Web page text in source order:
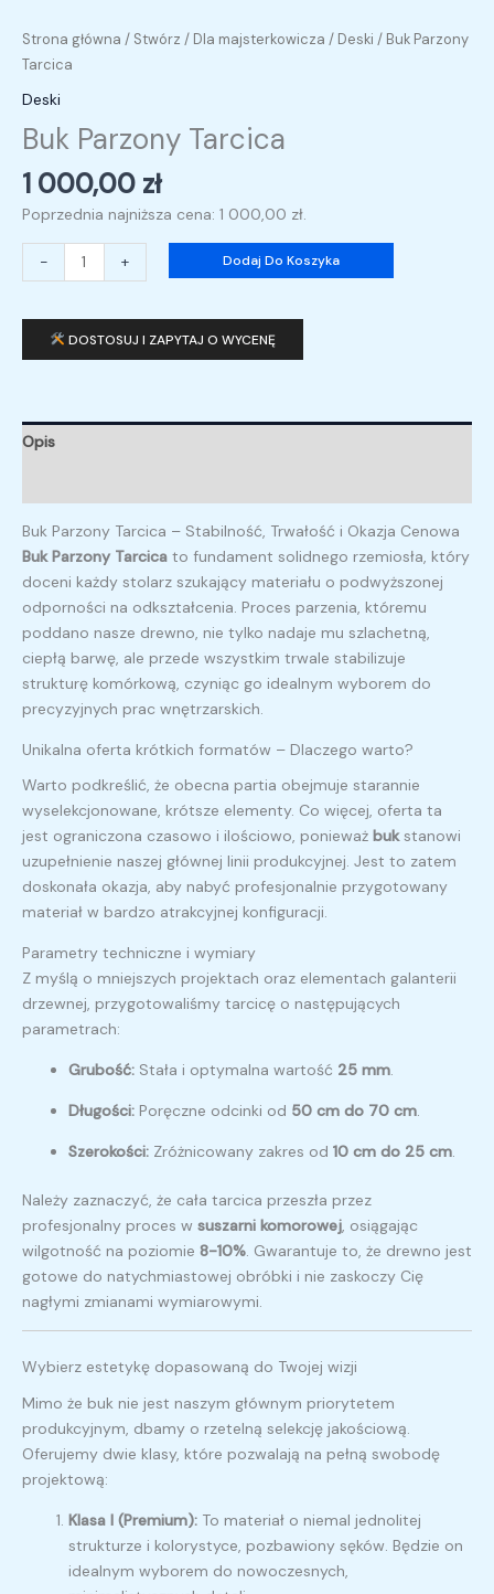
Strona główna / Stwórz / Dla majsterkowicza / Deski / Buk Parzony
Tarcica
Deski
Buk Parzony Tarcica
1 000,00 zł
Poprzednia najniższa cena: 1 000,00 zł.
- + Dodaj Do Koszyka
DOSTOSUJ I ZAPYTAJ O WYCENĘ
Opis
Buk Parzony Tarcica – Stabilność, Trwałość i Okazja Cenowa
Buk Parzony Tarcica to fundament solidnego rzemiosła, który
doceni każdy stolarz szukający materiału o podwyższonej
odporności na odkształcenia. Proces parzenia, któremu
poddano nasze drewno, nie tylko nadaje mu szlachetną,
ciepłą barwę, ale przede wszystkim trwale stabilizuje
strukturę komórkową, czyniąc go idealnym wyborem do
precyzyjnych prac wnętrzarskich.
Unikalna oferta krótkich formatów – Dlaczego warto?
Warto podkreślić, że obecna partia obejmuje starannie
wyselekcjonowane, krótsze elementy. Co więcej, oferta ta
jest ograniczona czasowo i ilościowo, ponieważ bukstanowi
uzupełnienie naszej głównej linii produkcyjnej. Jest to zatem
doskonała okazja, aby nabyć profesjonalnie przygotowany
materiał w bardzo atrakcyjnej konfiguracji.
Parametry techniczne i wymiary
Z myślą o mniejszych projektach oraz elementach galanterii
drzewnej, przygotowaliśmy tarcicę o następujących
parametrach:
Grubość: Stała i optymalna wartość 25 mm.
Długości: Poręczne odcinki od 50 cm do 70 cm.
Szerokości: Zróżnicowany zakres od 10 cm do 25 cm.
Należy zaznaczyć, że cała tarcica przeszła przez
profesjonalny proces w suszarni komorowej, osiągając
wilgotność na poziomie 8-10%. Gwarantuje to, że drewno jest
gotowe do natychmiastowej obróbki i nie zaskoczy Cię
nagłymi zmianami wymiarowymi.
Wybierz estetykę dopasowaną do Twojej wizji
Mimo że buk nie jest naszym głównym priorytetem
produkcyjnym, dbamy o rzetelną selekcję jakościową.
Oferujemy dwie klasy, które pozwalają na pełną swobodę
projektową:
Klasa I (Premium): To materiał o niemal jednolitej
strukturze i kolorystyce, pozbawiony sęków. Będzie on
idealnym wyborem do nowoczesnych,